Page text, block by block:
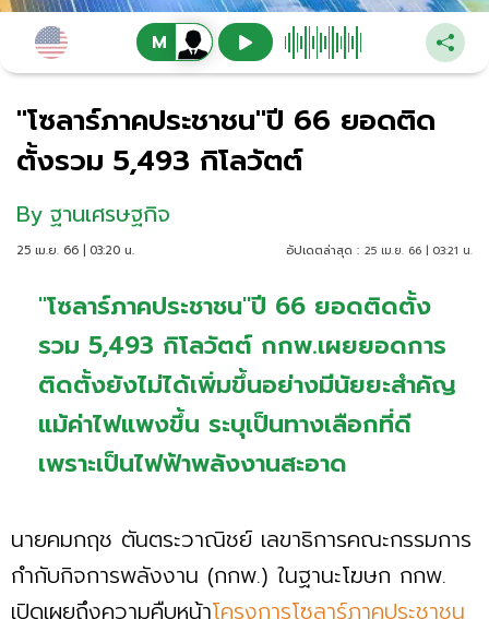
"โซลาร์ภาคประชาชน"ปี 66 ยอดติด
ตั้งรวม 5,493 กิโลวัตต์
By ฐานเศรษฐกิจ
25 เม.ย. 66 | 03:20 น. อัปเดตล่าสุด : 25 เม.ย. 66 | 03:21 น.
"โซลาร์ภาคประชาชน"ปี 66 ยอดติดตั้ง
รวม 5,493 กิโลวัตต์ กกพ.เผยยอดการ
ติดตั้งยังไม่ได้เพิ่มขึ้นอย่างมีนัยยะสำคัญ
แม้ค่าไฟแพงขึ้น ระบุเป็นทางเลือกที่ดี
เพราะเป็นไฟฟ้าพลังงานสะอาด
นายคมกฤช ตันตระวาณิชย์ เลขาธิการคณะกรรมการ
กำกับกิจการพลังงาน (กกพ.) ในฐานะโฆษก กกพ.
เปิดเผยถึงความคืบหน้าโครงการโซลาร์ภาคประชาชน